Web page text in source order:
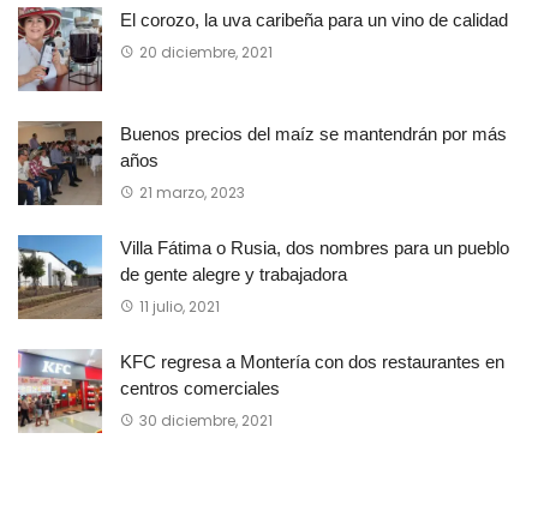
El corozo, la uva caribeña para un vino de calidad
20 diciembre, 2021
Buenos precios del maíz se mantendrán por más
años
21 marzo, 2023
Villa Fátima o Rusia, dos nombres para un pueblo
de gente alegre y trabajadora
11 julio, 2021
KFC regresa a Montería con dos restaurantes en
centros comerciales
30 diciembre, 2021